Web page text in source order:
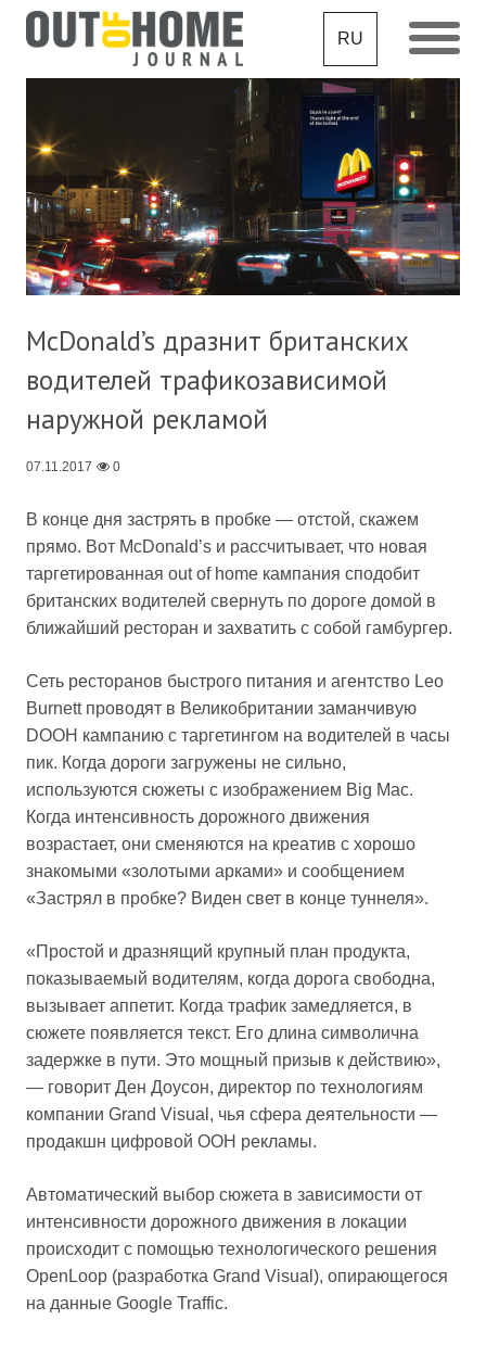
RU
McDonald’s дразнит британских
водителей трафикозависимой
наружной рекламой
07.11.2017 0
В конце дня застрять в пробке — отстой, скажем
прямо. Вот McDonald’s и рассчитывает, что новая
таргетированная out of home кампания сподобит
британских водителей свернуть по дороге домой в
ближайший ресторан и захватить с собой гамбургер.
Сеть ресторанов быстрого питания и агентство Leo
Burnett проводят в Великобритании заманчивую
DOOH кампанию с таргетингом на водителей в часы
пик. Когда дороги загружены не сильно,
используются сюжеты с изображением Big Mac.
Когда интенсивность дорожного движения
возрастает, они сменяются на креатив с хорошо
знакомыми «золотыми арками» и сообщением
«Застрял в пробке? Виден свет в конце туннеля».
«Простой и дразнящий крупный план продукта,
показываемый водителям, когда дорога свободна,
вызывает аппетит. Когда трафик замедляется, в
сюжете появляется текст. Его длина символична
задержке в пути. Это мощный призыв к действию»,
— говорит Ден Доусон, директор по технологиям
компании Grand Visual, чья сфера деятельности —
продакшн цифровой OOH рекламы.
Автоматический выбор сюжета в зависимости от
интенсивности дорожного движения в локации
происходит с помощью технологического решения
OpenLoop (разработка Grand Visual), опирающегося
на данные Google Traffic.